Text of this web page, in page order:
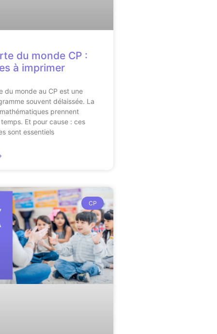
du monde CP :
à imprimer
du monde au CP est une
souvent délaissée. La
prennent
Et pour cause : ces
sont essentiels
CP